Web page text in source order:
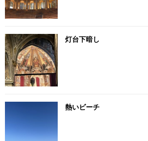
灯台下暗し
熱いビーチ